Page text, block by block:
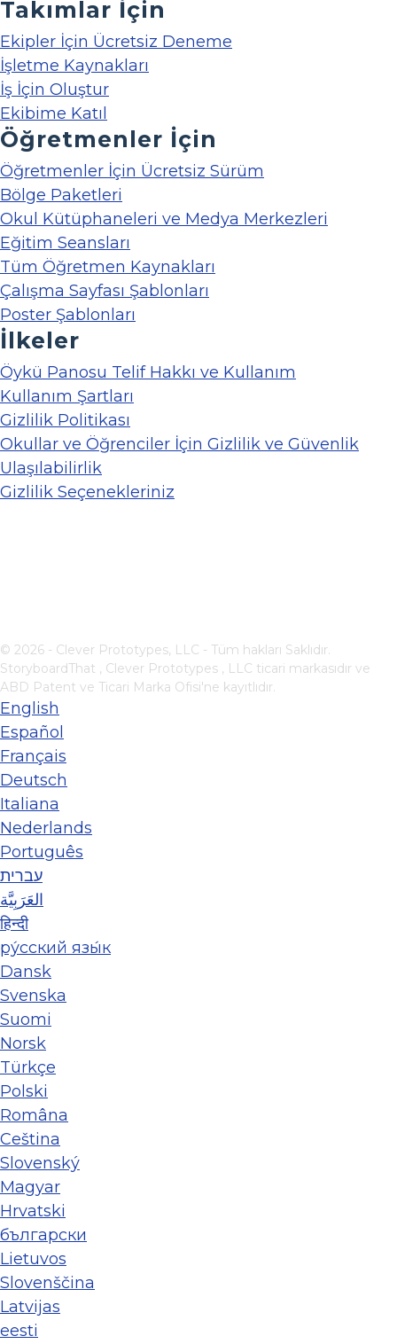
Takımlar İçin
Ekipler İçin Ücretsiz Deneme
İşletme Kaynakları
İş İçin Oluştur
Ekibime Katıl
Öğretmenler İçin
Öğretmenler İçin Ücretsiz Sürüm
Bölge Paketleri
Okul Kütüphaneleri ve Medya Merkezleri
Eğitim Seansları
Tüm Öğretmen Kaynakları
Çalışma Sayfası Şablonları
Poster Şablonları
İlkeler
Öykü Panosu Telif Hakkı ve Kullanım
Kullanım Şartları
Gizlilik Politikası
Okullar ve Öğrenciler İçin Gizlilik ve Güvenlik
Ulaşılabilirlik
Gizlilik Seçenekleriniz
© 2026 - Clever Prototypes, LLC - Tüm hakları Saklıdır.
StoryboardThat , Clever Prototypes , LLC ticari markasıdır ve
ABD Patent ve Ticari Marka Ofisi'ne kayıtlıdır.
English
Español
Français
Deutsch
Italiana
Nederlands
Português
עברית
العَرَبِيَّة
हिन्दी
ру́сский язы́к
Dansk
Svenska
Suomi
Norsk
Türkçe
Polski
Româna
Ceština
Slovenský
Magyar
Hrvatski
български
Lietuvos
Slovenščina
Latvijas
eesti